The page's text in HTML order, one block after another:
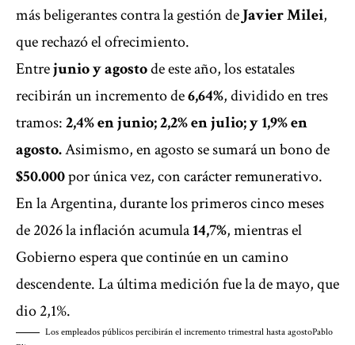
más beligerantes contra la gestión deJavier Milei,
que rechazó el ofrecimiento.
Entrejunio y agostode este año, los estatales
recibirán un incremento de6,64%, dividido en tres
tramos:2,4% en junio; 2,2% en julio; y 1,9% en
agosto.Asimismo, en agosto se sumará un bono de
$50.000por única vez, con carácter remunerativo.
En la Argentina, durante los primeros cinco meses
de 2026 la inflación acumula14,7%, mientras el
Gobierno espera que continúe en un camino
descendente. La última medición fue la de mayo, que
dio2,1%.
Los empleados públicos percibirán el incremento trimestral hasta agostoPablo